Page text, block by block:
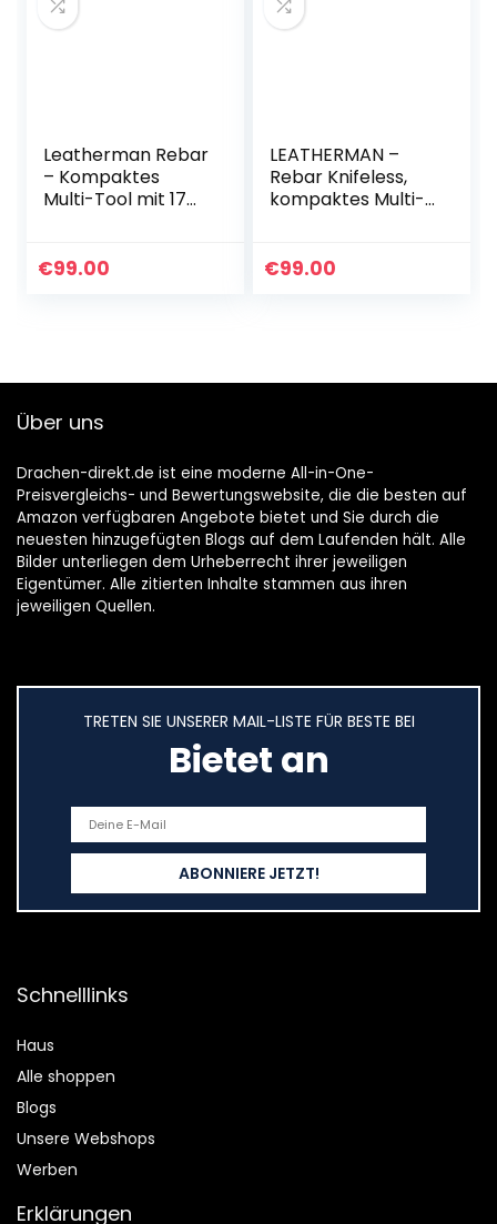
Leatherman Rebar
– Kompaktes
Multi-Tool mit 17
Allzweckwerkzeug
€99.00
LEATHERMAN –
Rebar Knifeless,
kompaktes Multi-
Werkzeugen, ohne
€99.00
Über uns
Drachen-direkt.de ist eine moderne All-in-One-
Preisvergleichs- und Bewertungswebsite, die die besten auf
Amazon verfügbaren Angebote bietet und Sie durch die
neuesten hinzugefügten Blogs auf dem Laufenden hält. Alle
Bilder unterliegen dem Urheberrecht ihrer jeweiligen
Eigentümer. Alle zitierten Inhalte stammen aus ihren
jeweiligen Quellen.
TRETEN SIE UNSERER MAIL-LISTE FÜR BESTE BEI
Bietet an
Schnelllinks
Haus
Alle shoppen
Blogs
Unsere Webshops
Werben
Erklärungen